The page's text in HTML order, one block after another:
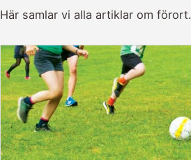
Här samlar vi alla artiklar om förort.